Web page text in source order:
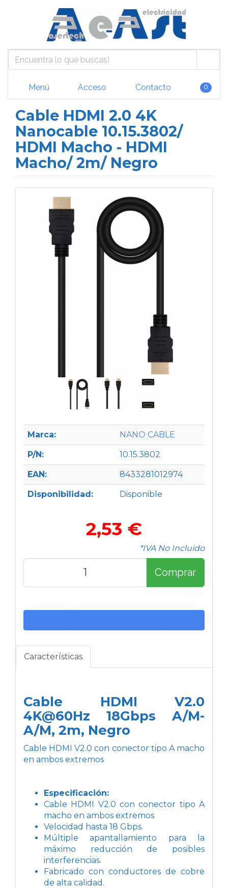
Menú Acceso Contacto 0
Cable HDMI 2.0 4K
Nanocable 10.15.3802/
HDMI Macho - HDMI
Macho/ 2m/ Negro
Marca: NANO CABLE
P/N: 10.15.3802
EAN: 8433281012974
Disponibilidad: Disponible
2,53 €
*IVA No Incluido
Comprar
Características
Cable HDMI V2.0
4K@60Hz 18Gbps A/M-
A/M, 2m, Negro
Cable HDMI V2.0 con conector tipo A macho
en ambos extremos
Especificación:
Cable HDMI V2.0 con conector tipo A
macho en ambos extremos
Velocidad hasta 18 Gbps.
Múltiple apantallamiento para la
máximo reducción de posibles
interferencias.
Fabricado con conductores de cobre
de alta calidad.